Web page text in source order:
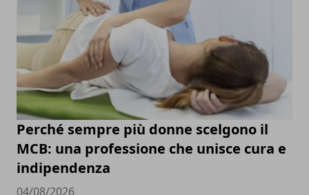
Perché sempre più donne scelgono il
MCB: una professione che unisce cura e
indipendenza
04/08/2026